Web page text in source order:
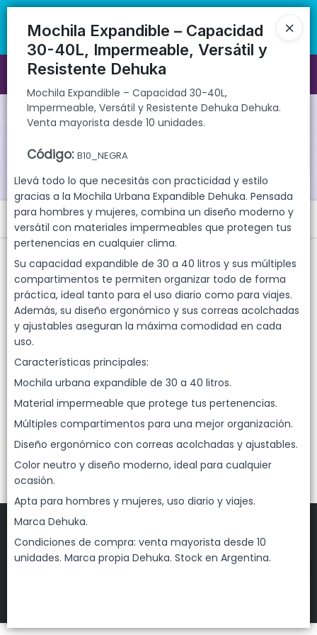
Mochila Expandible – Capacidad 30-40L, Impermeable, Versátil y
Mochila Expandible – Capacidad
30-40L, Impermeable, Versátil y
Resistente Dehuka
Mochila Expandible – Capacidad 30-40L,
Impermeable, Versátil y Resistente Dehuka Dehuka.
Venta mayorista desde 10 unidades.
Código: B10_NEGRA
Llevá todo lo que necesitás con practicidad y estilo
gracias a la Mochila Urbana Expandible Dehuka. Pensada
para hombres y mujeres, combina un diseño moderno y
versátil con materiales impermeables que protegen tus
pertenencias en cualquier clima.
Su capacidad expandible de 30 a 40 litros y sus múltiples
compartimentos te permiten organizar todo de forma
práctica, ideal tanto para el uso diario como para viajes.
Además, su diseño ergonómico y sus correas acolchadas
y ajustables aseguran la máxima comodidad en cada
uso.
Características principales:
Mochila urbana expandible de 30 a 40 litros.
Material impermeable que protege tus pertenencias.
Múltiples compartimentos para una mejor organización.
Diseño ergonómico con correas acolchadas y ajustables.
Color neutro y diseño moderno, ideal para cualquier
ocasión.
Apta para hombres y mujeres, uso diario y viajes.
Marca Dehuka.
Condiciones de compra: venta mayorista desde 10
unidades. Marca propia Dehuka. Stock en Argentina.
directa | 📦 Comprá mayorista desde 10 unidades. ¡Registrate y
accedé a precios exclusivos!
CÓMO COMPRAR
QUIÉNES SOMOS
GARANTIAS
CONTACTO
Menú
Mochila Expandible – Capacidad 30-40L, Impermeable, Versátil y
Resistente Dehuka Dehuka. Venta mayorista desde 10 unidades.
Lista vacía